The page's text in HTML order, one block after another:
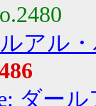
アル
ダー